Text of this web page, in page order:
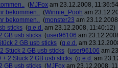
(MJFox am 23.12.2008,
bekommen.. (Winnie_Pooh am
bekommen.. (monster23 am
sticks (q.e.d. am 23.12.2008, 11:40:12)
GB usb sticks (user96106 am
2 GB usb sticks (q.e.d. am
Stück 2 GB usb sticks (user96106 am
+ 2 Stück 2 GB usb sticks (q.e.d. am
GB usb sticks (MJFox am 23.12.2008,